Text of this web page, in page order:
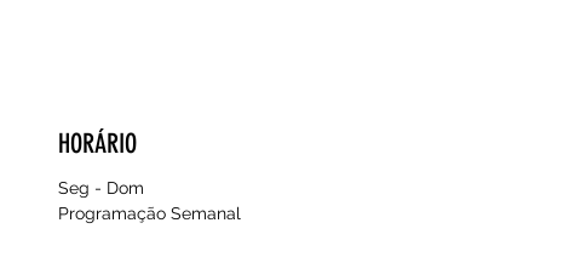
HORÁRIO
Seg - Dom
Programação Semanal